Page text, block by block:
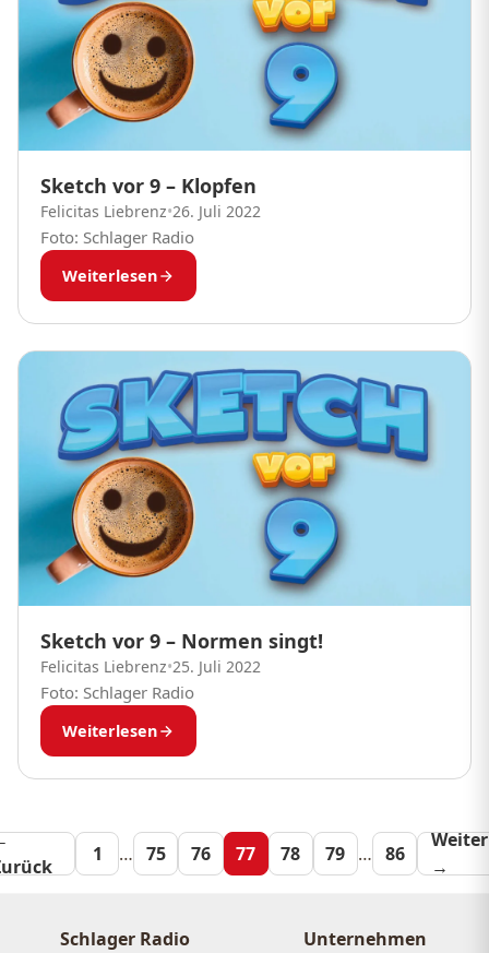
Sketch vor 9 – Klopfen
Felicitas Liebrenz•26. Juli 2022
Foto: Schlager Radio
Weiterlesen
Sketch vor 9 – Normen singt!
Felicitas Liebrenz•25. Juli 2022
Foto: Schlager Radio
Weiterlesen
der
1 … 75 76 77 78 79 … 86
Weiter
→
Schlager Radio Unternehmen